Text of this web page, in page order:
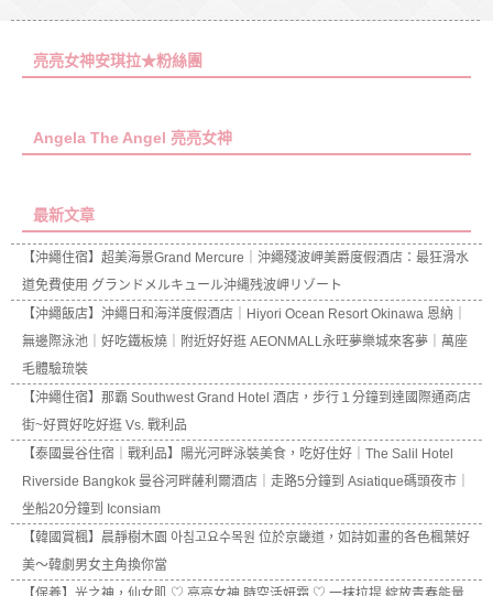
亮亮女神安琪拉★粉絲團
Angela The Angel 亮亮女神
最新文章
【沖繩住宿】超美海景Grand Mercure｜沖繩殘波岬美爵度假酒店：最狂滑水
道免費使用 グランドメルキュール沖縄残波岬リゾート
【沖繩飯店】沖繩日和海洋度假酒店｜Hiyori Ocean Resort Okinawa 恩納｜
無邊際泳池｜好吃鐵板燒｜附近好好逛 AEONMALL永旺夢樂城來客夢｜萬座
毛體驗琉裝
【沖繩住宿】那霸 Southwest Grand Hotel 酒店，步行１分鐘到達國際通商店
街~好買好吃好逛 Vs. 戰利品
【泰國曼谷住宿｜戰利品】陽光河畔泳裝美食，吃好住好｜The Salil Hotel
Riverside Bangkok 曼谷河畔薩利爾酒店｜走路5分鐘到 Asiatique碼頭夜市｜
坐船20分鐘到 Iconsiam
【韓國賞楓】晨靜樹木園 아침고요수목원 位於京畿道，如詩如畫的各色楓葉好
美～韓劇男女主角換你當